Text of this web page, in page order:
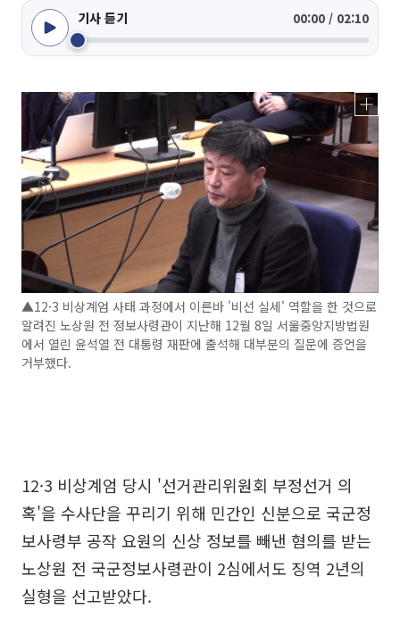
기사 듣기 00:00 / 02:10
▲12·3 비상계엄 사태 과정에서 이른바 '비선 실세' 역할을 한 것으로
알려진 노상원 전 정보사령관이 지난해 12월 8일 서울중앙지방법원
에서 열린 윤석열 전 대통령 재판에 출석해 대부분의 질문에 증언을
거부했다.
12·3 비상계엄 당시 '선거관리위원회 부정선거 의
혹'을 수사단을 꾸리기 위해 민간인 신분으로 국군정
보사령부 공작 요원의 신상 정보를 빼낸 혐의를 받는
노상원 전 국군정보사령관이 2심에서도 징역 2년의
실형을 선고받았다.